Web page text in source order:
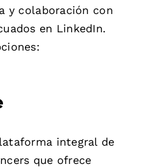
y colaboración con
en LinkedIn.
integral de
que ofrece